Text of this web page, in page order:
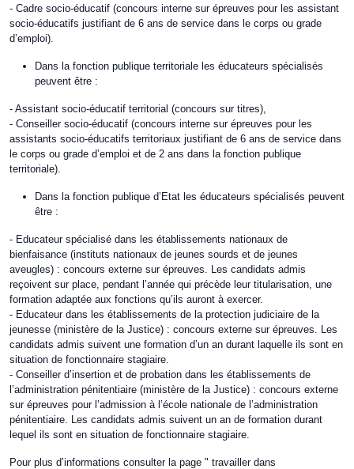
- Cadre socio-éducatif (concours interne sur épreuves pour les assistant
socio-éducatifs justifiant de 6 ans de service dans le corps ou grade
d’emploi).
Dans la fonction publique territoriale les éducateurs spécialisés
peuvent être :
- Assistant socio-éducatif territorial (concours sur titres),
- Conseiller socio-éducatif (concours interne sur épreuves pour les
assistants socio-éducatifs territoriaux justifiant de 6 ans de service dans
le corps ou grade d’emploi et de 2 ans dans la fonction publique
territoriale).
Dans la fonction publique d’Etat les éducateurs spécialisés peuvent
être :
- Educateur spécialisé dans les établissements nationaux de
bienfaisance (instituts nationaux de jeunes sourds et de jeunes
aveugles) : concours externe sur épreuves. Les candidats admis
reçoivent sur place, pendant l’année qui précède leur titularisation, une
formation adaptée aux fonctions qu’ils auront à exercer.
- Educateur dans les établissements de la protection judiciaire de la
jeunesse (ministère de la Justice) : concours externe sur épreuves. Les
candidats admis suivent une formation d’un an durant laquelle ils sont en
situation de fonctionnaire stagiaire.
- Conseiller d’insertion et de probation dans les établissements de
l’administration pénitentiaire (ministère de la Justice) : concours externe
sur épreuves pour l’admission à l’école nationale de l’administration
pénitentiaire. Les candidats admis suivent un an de formation durant
lequel ils sont en situation de fonctionnaire stagiaire.
Pour plus d’informations consulter la page " travailler dans